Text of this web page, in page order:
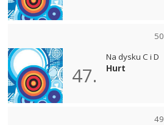
50
47.
Na dysku C i D
Hurt
49